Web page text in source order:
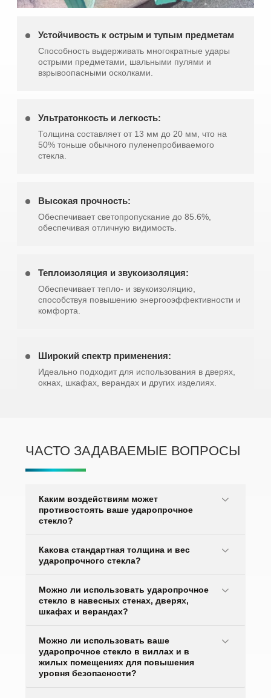
Устойчивость к острым и тупым предметам
Способность выдерживать многократные удары
острыми предметами, шальными пулями и
взрывоопасными осколками.
Ультратонкость и легкость:
Толщина составляет от 13 мм до 20 мм, что на
50% тоньше обычного пуленепробиваемого
стекла.
Высокая прочность:
Обеспечивает светопропускание до 85.6%,
обеспечивая отличную видимость.
Теплоизоляция и звукоизоляция:
Обеспечивает тепло- и звукоизоляцию,
способствуя повышению энергооэффективности и
комфорта.
Широкий спектр применения:
Идеально подходит для использования в дверях,
окнах, шкафах, верандах и других изделиях.
ЧАСТО ЗАДАВАЕМЫЕ ВОПРОСЫ
Каким воздействиям может
противостоять ваше ударопрочное
стекло?
Какова стандартная толщина и вес
ударопрочного стекла?
Можно ли использовать ударопрочное
стекло в навесных стенах, дверях,
шкафах и верандах?
Можно ли использовать ваше
ударопрочное стекло в виллах и в
жилых помещениях для повышения
уровня безопасности?